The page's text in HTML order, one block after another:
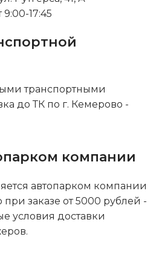
17:45
транспортными
до ТК по г. Кемерово -
компании
автопарком компании
заказе от 5000 рублей -
условия доставки